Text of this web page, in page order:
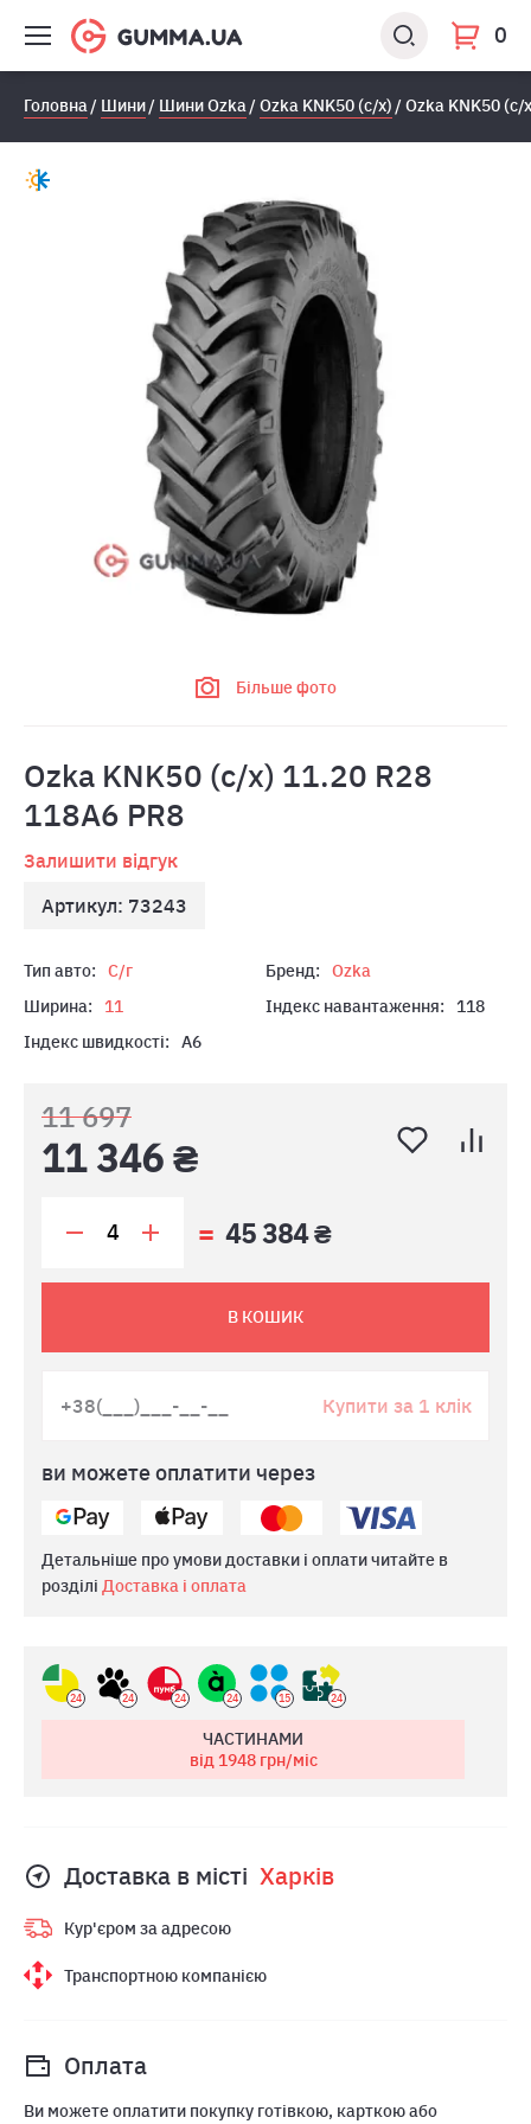
0
Головна Шини Шини Ozka Ozka KNK50 (с/х) Ozka KNK50 (с/
Більше фото
Ozka KNK50 (с/х) 11.20 R28
118A6 PR8
Залишити відгук
Артикул: 73243
Тип авто: С/г Бренд:
Ozka
Ширина:
11 Індекс навантаження:
118
Індекс швидкості:
A6
11 697
11 346 ₴
45 384 ₴
В КОШИК
Купити за 1 клік
ви можете оплатити через
Детальніше про умови доставки і оплати читайте в
розділі Доставка і оплата
24 24 24 24 15 24
ЧАСТИНАМИ
від 1948грн/міс
Доставка в місті Харкiв
Кур'єром за адресою
Транспортною компанією
Оплата
Ви можете оплатити покупку готівкою, карткою або